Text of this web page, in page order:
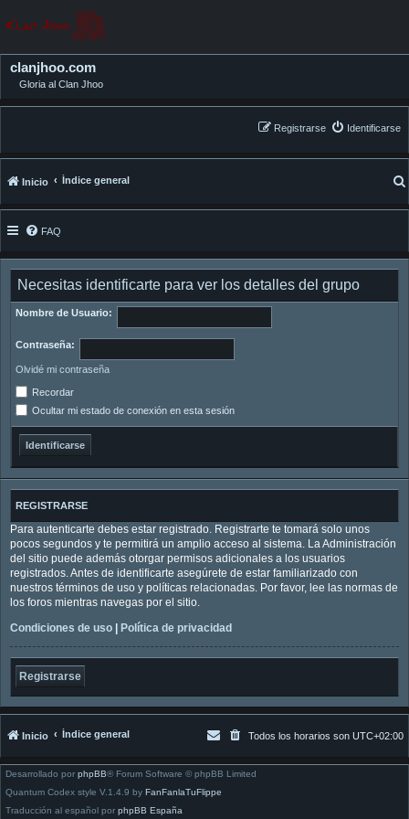
clanjhoo.com
Gloria al Clan Jhoo
Identificarse
Registrarse
Inicio Índice general
FAQ
Necesitas identificarte para ver los detalles del grupo
Nombre de Usuario:
Contraseña:
Olvidé mi contraseña
Recordar
Ocultar mi estado de conexión en esta sesión
REGISTRARSE
Para autenticarte debes estar registrado. Registrarte te tomará solo unos
pocos segundos y te permitirá un amplio acceso al sistema. La Administración
del sitio puede además otorgar permisos adicionales a los usuarios
registrados. Antes de identificarte asegúrete de estar familiarizado con
nuestros términos de uso y políticas relacionadas. Por favor, lee las normas de
los foros mientras navegas por el sitio.
Condiciones de uso
Política de privacidad
Registrarse
Inicio Índice general Todos los horarios son UTC+02:00
Desarrollado por phpBB® Forum Software © phpBB Limited
Quantum Codex style V.1.4.9 by FanFanlaTuFlippe
Traducción al español por phpBB España